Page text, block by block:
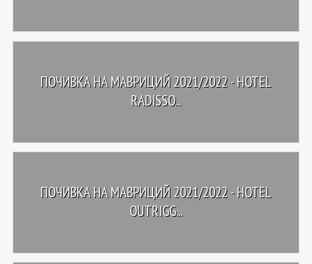
ПОЧИВКА НА МАВРИЦИЙ 2021/2022 - HOTEL
RADISSO...
ПОЧИВКА НА МАВРИЦИЙ 2021/2022 - HOTEL
OUTRIGG...